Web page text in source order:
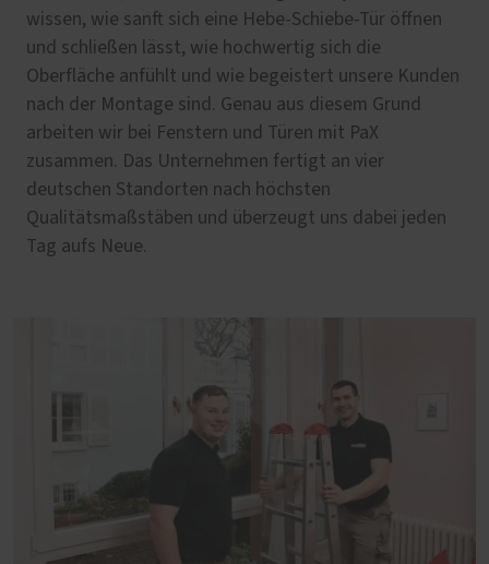
wissen, wie sanft sich eine Hebe-Schiebe-Tür öffnen
und schließen lässt, wie hochwertig sich die
Oberfläche anfühlt und wie begeistert unsere Kunden
nach der Montage sind. Genau aus diesem Grund
arbeiten wir bei Fenstern und Türen mit PaX
zusammen. Das Unternehmen fertigt an vier
deutschen Standorten nach höchsten
Qualitätsmaßstäben und überzeugt uns dabei jeden
Tag aufs Neue.